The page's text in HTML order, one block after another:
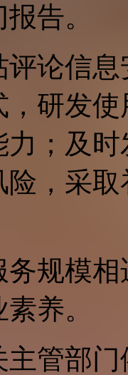
告。
评论信
研发
；及
，采
务规模
养。
主管部